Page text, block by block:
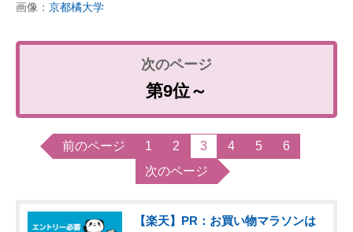
画像： 京都橘大学
第9位～
前のページ 1 2 3 4 5
6
次のページ
【楽天】PR：お買い物マラソンは